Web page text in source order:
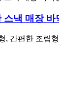
스낵 매장
, 간편한 조립